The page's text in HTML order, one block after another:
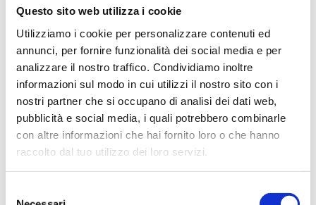
Questo sito web utilizza i cookie
Utilizziamo i cookie per personalizzare contenuti ed
annunci, per fornire funzionalità dei social media e per
analizzare il nostro traffico. Condividiamo inoltre
informazioni sul modo in cui utilizzi il nostro sito con i
nostri partner che si occupano di analisi dei dati web,
pubblicità e social media, i quali potrebbero combinarle
con altre informazioni che hai fornito loro o che hanno
raccolto dal tuo utilizzo dei loro servizi.
B3VE15WBP 2
B3VE15BMP 20
Description
Documentation